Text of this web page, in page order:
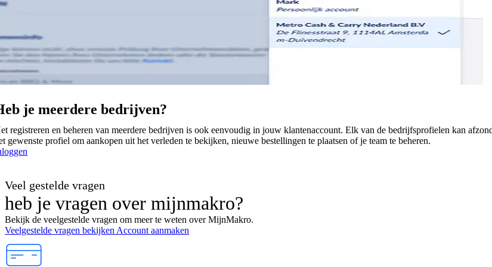
je meerdere bedrijven?
registreren en beheren van meerdere bedrijven is ook eenvoudig in jouw klantenaccount. Elk van de bedrijfsprofielen kan
gewenste profiel om aankopen uit het verleden te bekijken, nieuwe bestellingen te plaatsen of je team te beheren.
Veel gestelde vragen
heb je vragen over mijnmakro?
Bekijk de veelgestelde vragen om meer te weten over MijnMakro.
Veelgestelde vragen bekijken Account aanmaken